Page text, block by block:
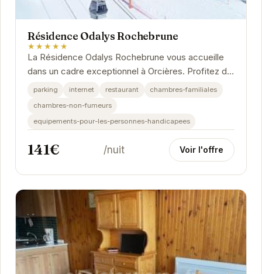
Résidence Odalys Rochebrune
★★★★★
La Résidence Odalys Rochebrune vous accueille
dans un cadre exceptionnel à Orcières. Profitez du
confort de ses appartements entièrement...
parking internet restaurant
chambres-familiales
chambres-non-fumeurs
equipements-pour-les-personnes-handicapees
141€ /nuit Voir l'offre